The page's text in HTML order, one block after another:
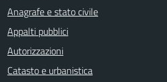
Anagrafe e stato civile
Appalti pubblici
Autorizzazioni
Catasto e urbanistica